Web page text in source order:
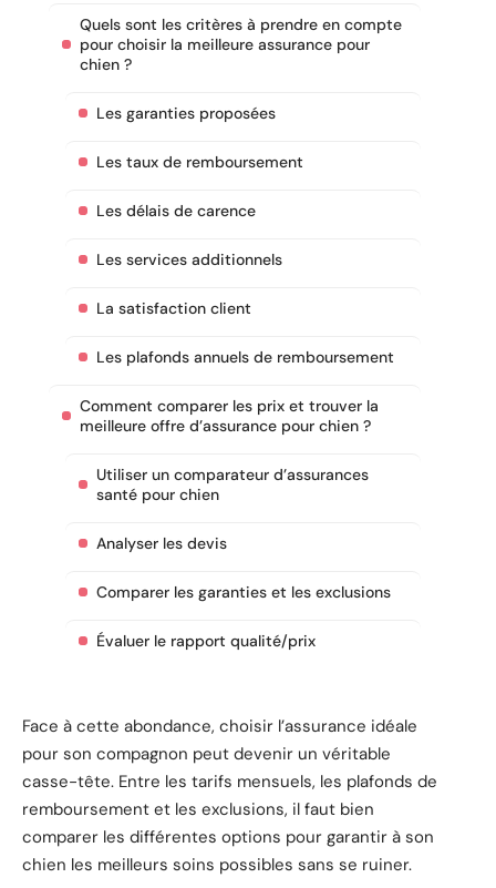
Quels sont les critères à prendre en compte
pour choisir la meilleure assurance pour
chien ?
Les garanties proposées
Les taux de remboursement
Les délais de carence
Les services additionnels
La satisfaction client
Les plafonds annuels de remboursement
Comment comparer les prix et trouver la
meilleure offre d’assurance pour chien ?
Utiliser un comparateur d’assurances
santé pour chien
Analyser les devis
Comparer les garanties et les exclusions
Évaluer le rapport qualité/prix
Face à cette abondance, choisir l’assurance idéale
pour son compagnon peut devenir un véritable
casse-tête. Entre les tarifs mensuels, les plafonds de
remboursement et les exclusions, il faut bien
comparer les différentes options pour garantir à son
chien les meilleurs soins possibles sans se ruiner.